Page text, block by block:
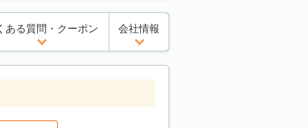
ある質問・クーポン 会社情報